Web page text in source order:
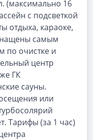
(максимально 16
с подсветкой
отдыха, караоке,
самым
по очистке и
центр
ГК
сауны.
или
Тарифы (за 1 час)